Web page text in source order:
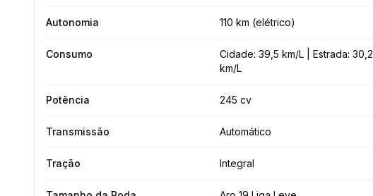
Autonomia 110 km (elétrico)
Consumo
Cidade: 39,5 km/L | Estrada: 30,2
km/L
Potência 245 cv
Transmissão Automático
Tração Integral